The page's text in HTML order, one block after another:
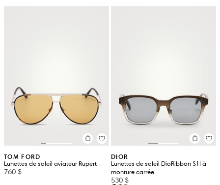
TOM FORD
Lunettes de soleil aviateur Rupert
760 $
DIOR
Lunettes de soleil DioRibbon S1I à
monture carrée
530 $